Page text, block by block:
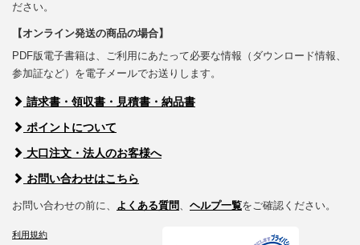
ださい。
【オンライン発送の商品の場合】
PDF版電子書籍は、ご利用にあたって必要な情報（ダウンロード情報、
参加証など）を電子メールでお送りします。
請求書・領収書・見積書・納品書
ポイントについて
大口注文・法人のお客様へ
お問い合わせはこちら
お問い合わせの前に、 よくある質問、 ヘルプ一覧をご確認ください。
利用規約